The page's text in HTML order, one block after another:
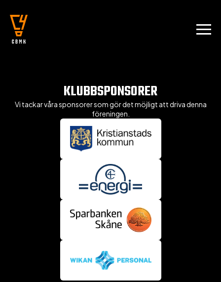
KLUBBSPONSORER
Vi tackar våra sponsorer som gör det möjligt att driva denna
föreningen.